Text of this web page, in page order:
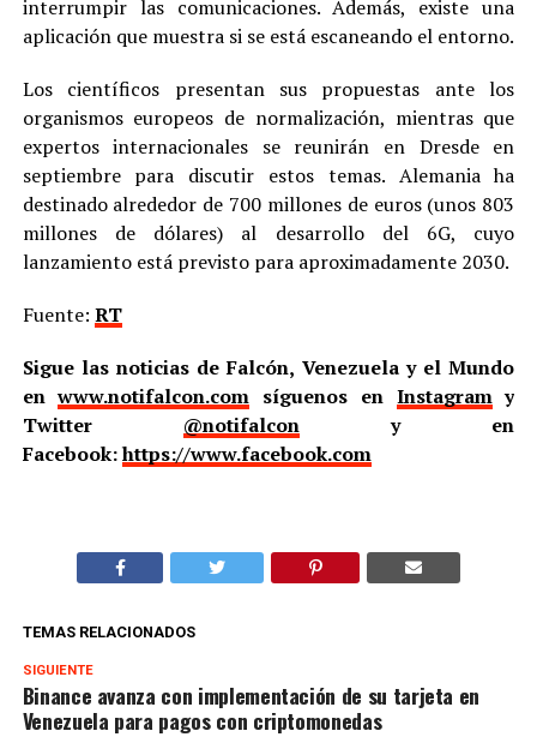
interrumpir las comunicaciones. Además, existe una
aplicación que muestra si se está escaneando el entorno.
Los científicos presentan sus propuestas ante los
organismos europeos de normalización, mientras que
expertos internacionales se reunirán en Dresde en
septiembre para discutir estos temas. Alemania ha
destinado alrededor de 700 millones de euros (unos 803
millones de dólares) al desarrollo del 6G, cuyo
lanzamiento está previsto para aproximadamente 2030.
Fuente: RT
Sigue las noticias de Falcón, Venezuela y el Mundo
enwww.notifalcon.com síguenos en Instagramy
Twitter @notifalcony en
Facebook:https://www.facebook.com
TEMAS RELACIONADOS
SIGUIENTE
Binance avanza con implementación de su tarjeta en
Venezuela para pagos con criptomonedas